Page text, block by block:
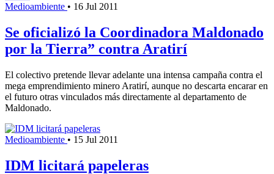
Medioambiente • 16 Jul 2011
Se oficializó la Coordinadora Maldonado
por la Tierra” contra Aratirí
El colectivo pretende llevar adelante una intensa campaña contra el
mega emprendimiento minero Aratirí, aunque no descarta encarar en
el futuro otras vinculados más directamente al departamento de
Maldonado.
Medioambiente • 15 Jul 2011
IDM licitará papeleras